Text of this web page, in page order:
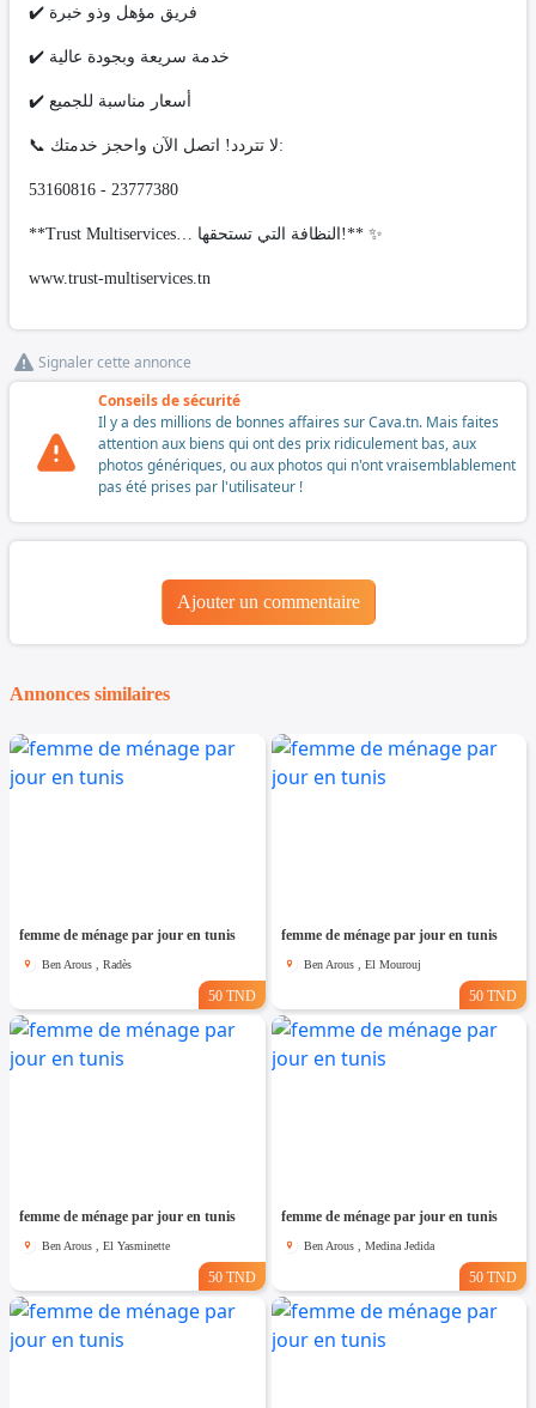
✔️ فريق مؤهل وذو خبرة
✔️ خدمة سريعة وبجودة عالية
✔️ أسعار مناسبة للجميع
📞 لا تتردد! اتصل الآن واحجز خدمتك:
53160816 - 23777380
**Trust Multiservices… النظافة التي تستحقها!** ✨
www.trust-multiservices.tn
Signaler cette annonce
Conseils de sécurité
Il y a des millions de bonnes affaires sur Cava.tn. Mais faites
attention aux biens qui ont des prix ridiculement bas, aux
photos génériques, ou aux photos qui n'ont vraisemblablement
pas été prises par l'utilisateur !
Ajouter un commentaire
Annonces similaires
femme de ménage par jour en tunis
Ben Arous , Radès
50 TND
femme de ménage par jour en tunis
Ben Arous , El Mourouj
50 TND
femme de ménage par jour en tunis
Ben Arous , El Yasminette
50 TND
femme de ménage par jour en tunis
Ben Arous , Medina Jedida
50 TND